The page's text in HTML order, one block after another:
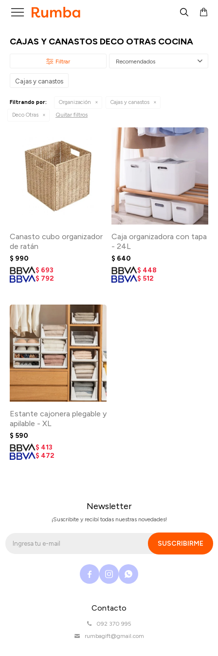

CAJAS Y CANASTOS DECO OTRAS COCINA
Recomendados
Cajas y canastos
Filtrando por: Organización
Cajas y canastos
Deco Otras
Quitar filtros
Canasto cubo organizador
de ratán
$ 990
$ 693
$ 792
Caja organizadora con tapa
- 24L
$ 640
$ 448
$ 512
Estante cajonera plegable y
apilable - XL
$ 590
$ 413
$ 472
Contacto
092 370 995
rumbagift@gmail.com
Newsletter
¡Suscribite y recibí todas nuestras novedades!
SUSCRIBIRME
  